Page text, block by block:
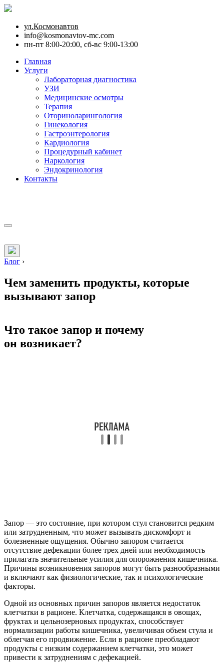
ул.Космонавтов
info@kosmonavtov-mc.com
пн-пт 8:00-20:00, сб-вс 9:00-13:00
Главная
Услуги
Лабораторная диагностика
УЗИ
Медицинские осмотры
Терапия
Оториноларингология
Гинекология
Гастроэнтерология
Кардиология
Процедурный кабинет
Наркология
Эндокринология
Контакты
Блог ›
Чем заменить продукты, которые
вызывают запор
Что такое запор и почему
он возникает?
Запор — это состояние, при котором стул становится редким
или затрудненным, что может вызывать дискомфорт и
болезненные ощущения. Обычно запором считается
отсутствие дефекации более трех дней или необходимость
прилагать значительные усилия для опорожнения кишечника.
Причины возникновения запоров могут быть разнообразными
и включают как физиологические, так и психологические
факторы.
Одной из основных причин запоров является недостаток
клетчатки в рационе. Клетчатка, содержащаяся в овощах,
фруктах и цельнозерновых продуктах, способствует
нормализации работы кишечника, увеличивая объем стула и
облегчая его продвижение. Если в рационе преобладают
продукты с низким содержанием клетчатки, это может
привести к затруднениям с дефекацией.